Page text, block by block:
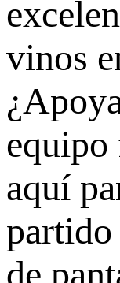
vinos
equipo
aquí
partido
de